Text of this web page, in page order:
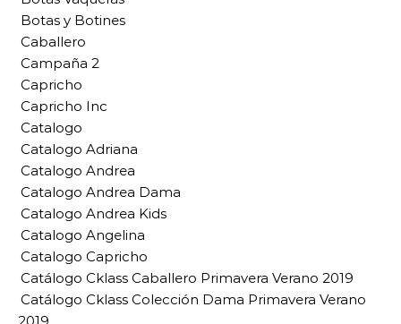
Botas y Botines
Caballero
Campaña 2
Capricho
Capricho Inc
Catalogo
Catalogo Adriana
Catalogo Andrea
Catalogo Andrea Dama
Catalogo Andrea Kids
Catalogo Angelina
Catalogo Capricho
Catálogo Cklass Caballero Primavera Verano 2019
Catálogo Cklass Colección Dama Primavera Verano